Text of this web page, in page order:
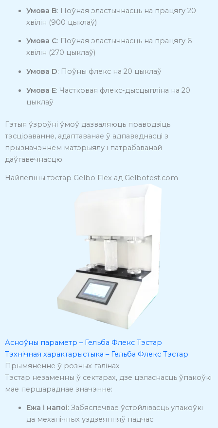
Умова B: Поўная эластычнасць на працягу 20
хвілін (900 цыклаў)
Умова C: Поўная эластычнасць на працягу 6
хвілін (270 цыклаў)
Умова D: Поўны флекс на 20 цыклаў
Умова E: Частковая флекс-дысцыпліна на 20
цыклаў
Гэтыя ўзроўні ўмоў дазваляюць праводзіць
тэсціраванне, адаптаванае ў адпаведнасці з
прызначэннем матэрыялу і патрабаванай
даўгавечнасцю.
Найлепшы тэстар Gelbo Flex ад Gelbotest.com
Асноўны параметр – Гельба Флекс Тэстар
Тэхнічная характарыстыка – Гельба Флекс Тэстар
Прымяненне ў розных галінах
Тэстар незаменны ў сектарах, дзе цэласнасць ўпакоўкі
мае першараднае значэнне:
Ежа і напоі: Забяспечвае ўстойлівасць упакоўкі
да механічных уздзеянняў падчас